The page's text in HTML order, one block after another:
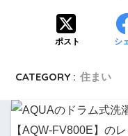
ポスト シ
CATEGORY : 住まい